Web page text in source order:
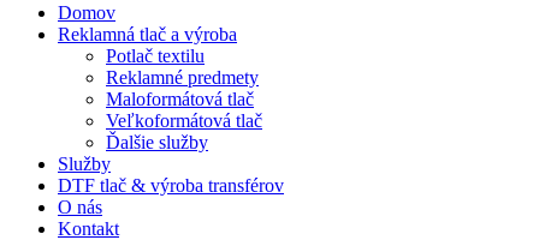
Domov
Reklamná tlač a výroba
Potlač textilu
Reklamné predmety
Maloformátová tlač
Veľkoformátová tlač
Ďalšie služby
Služby
DTF tlač & výroba transférov
O nás
Kontakt